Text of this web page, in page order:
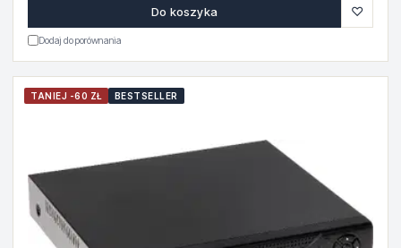
Do koszyka ♡
Dodaj do porównania
TANIEJ -60 ZŁ BESTSELLER